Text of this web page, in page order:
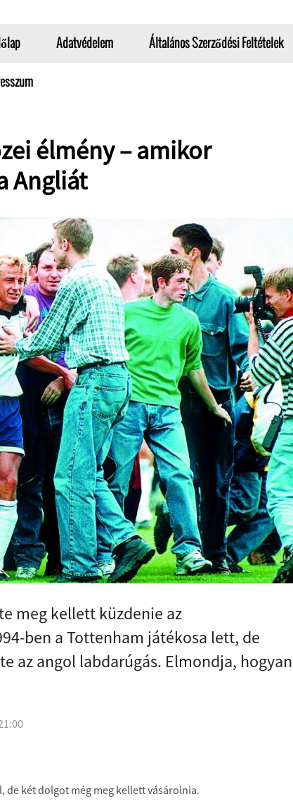
Adatvédelem Általános Szerződési Feltételek
élmény – amikor
Angliát
meg kellett küzdenie az
ben a Tottenham játékosa lett, de
az angol labdarúgás. Elmondja, hogyan
két dolgot még meg kellett vásárolnia.